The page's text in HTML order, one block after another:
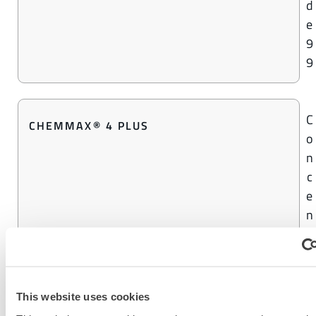
This website uses cookies
d
e
9
9
CHEMMAX® 4 PLUS
C
o
n
c
e
n
t
r